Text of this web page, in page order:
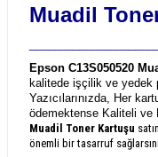
Muadil
Epson C13S050520
kalitede işçilik ve yedek
Yazıcılarınızda, Her
ödemektense Kaliteli ve
Muadil Toner Kartuşu
önemli bir tasarruf